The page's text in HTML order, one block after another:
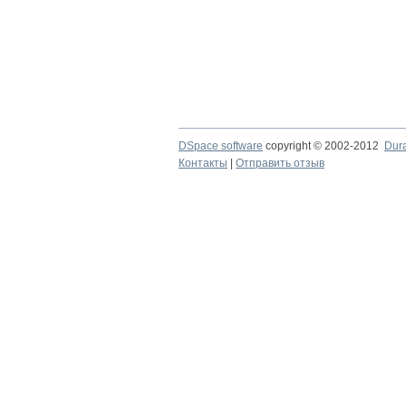
DSpace software copyright © 2002-2012
Контакты
Отправить отзыв